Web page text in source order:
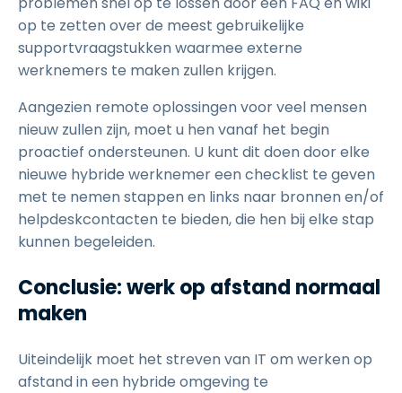
op te zetten over de meest gebruikelijke
supportvraagstukken waarmee externe
werknemers te maken zullen krijgen.
Aangezien remote oplossingen voor veel mensen
nieuw zullen zijn, moet u hen vanaf het begin
proactief ondersteunen. U kunt dit doen door elke
nieuwe hybride werknemer een checklist te geven
met te nemen stappen en links naar bronnen en/of
helpdeskcontacten te bieden, die hen bij elke stap
kunnen begeleiden.
Conclusie: werk op afstand normaal
maken
Uiteindelijk moet het streven van IT om werken op
afstand in een hybride omgeving te